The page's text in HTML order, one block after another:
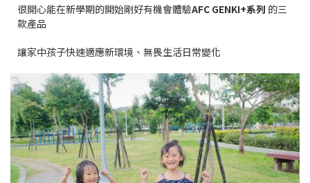
很開心能在新學期的開始剛好有機會體驗AFC GENKI+系列 的三
款產品
讓家中孩子快速適應新環境、無畏生活日常變化